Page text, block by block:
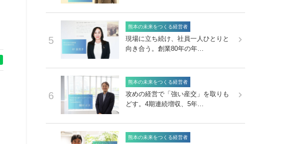
5
熊本の未来をつくる経営者
現場に立ち続け、社員一人ひとりと
向き合う。創業80年の年…
6
熊本の未来をつくる経営者
攻めの経営で「強い産交」を取りも
どす。4期連続増収、5年…
熊本の未来をつくる経営者